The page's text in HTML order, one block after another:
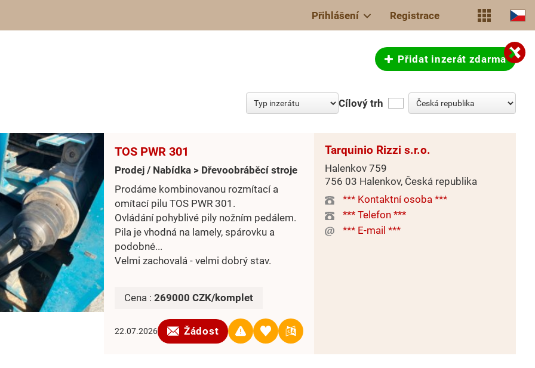
Přihlášení Registrace
Přidat inzerát zdarma
Cílový trh
TOS PWR 301
Prodej / Nabídka > Dřevoobráběcí stroje
Prodáme kombinovanou rozmítací a
omítací pilu TOS PWR 301.
Ovládání pohyblivé pily nožním pedálem.
Pila je vhodná na lamely, spárovku a
podobné...
Velmi zachovalá - velmi dobrý stav.
Cena : 269000 CZK/komplet
22.07.2026 Žádost
Tarquinio Rizzi s.r.o.
Halenkov 759
756 03 Halenkov, Česká republika
*** Kontaktní osoba ***
*** Telefon ***
*** E-mail ***